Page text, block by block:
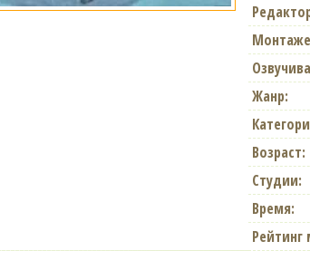
Жанр:
Возраст:
Студии:
Время: